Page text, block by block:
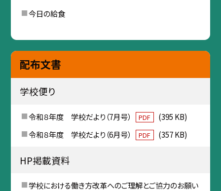
今日の給食
配布文書
学校便り
令和８年度 学校だより（7月号） PDF
(395 KB)
令和８年度 学校だより（6月号）
PDF (357 KB)
HP掲載資料
学校における働き方改革へのご理解とご協力のお願い